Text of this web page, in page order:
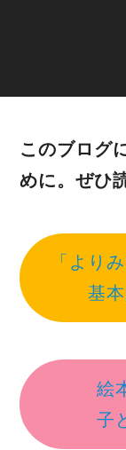
このブログ
めに。ぜひ
「より
基
絵
子